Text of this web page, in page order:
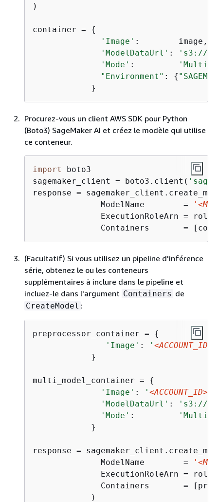
)
container = {
'Image' :        image,
'ModelDataUrl' : 's3://
'Mode' :
"Environment" : {
Procurez-vous un client AWS SDK pour Python
(Boto3) SageMaker AI et créez le modèle qui utilise
ce conteneur.
import
boto3
sagemaker_client = boto3.client(
response =
              ModelName        =
              ExecutionRoleArn = role,
Containers       =
(Facultatif) Si vous utilisez un pipeline d'inférence
série, obtenez le ou les conteneurs
supplémentaires à inclure dans le pipeline et
incluez-le dans l'argument Containers de
CreateModel :
preprocessor_container = {
'Image' : ' <ACCOUNT_ID>
            }
multi_model_container = {
'Image' : ' <ACCOUNT_ID>
'ModelDataUrl' : 's3://
'Mode' :
            }
response =
              ModelName        =
              ExecutionRoleArn = role,
Containers       =
            )